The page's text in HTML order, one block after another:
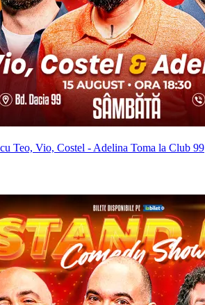
Teo, Vio, Costel - Adelina Toma la Club 99